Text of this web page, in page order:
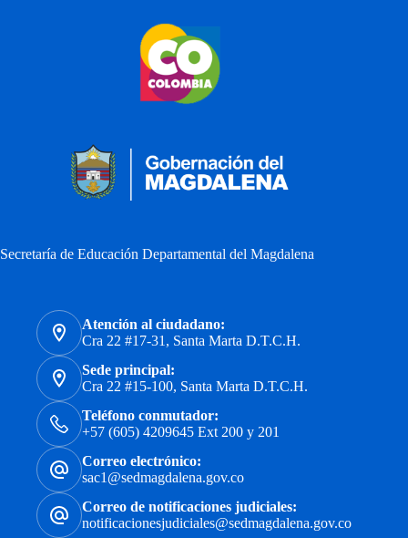
Secretaría de Educación Departamental del Magdalena
Atención al ciudadano:
Cra 22 #17-31, Santa Marta D.T.C.H.
Sede principal:
Cra 22 #15-100, Santa Marta D.T.C.H.
Teléfono conmutador:
+57 (605) 4209645 Ext 200 y 201
Correo electrónico:
sac1@sedmagdalena.gov.co
Correo de notificaciones judiciales:
notificacionesjudiciales@sedmagdalena.gov.co